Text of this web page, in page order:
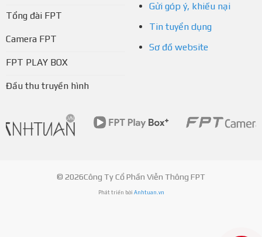
Tổng đài FPT
Camera FPT
FPT PLAY BOX
Đầu thu truyền hình
Gửi góp ý, khiếu nại
Tin tuyển dụng
Sơ đồ website
© 2026Công Ty Cổ Phần Viễn Thông FPT
Phát triển bởi Anhtuan.vn